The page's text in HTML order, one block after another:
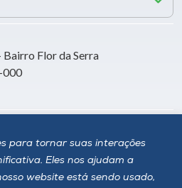
para tornar suas interações
Eles nos ajudam a
website está sendo usado,
Bairro Flor da Serra
000